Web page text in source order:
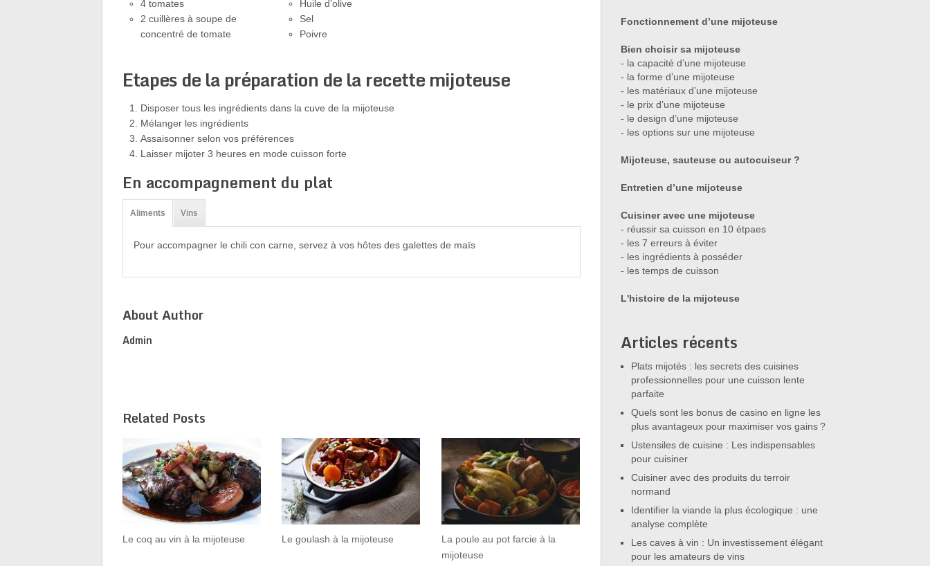
4 tomates
2 cuillères à soupe de
concentré de tomate
Huile d’olive
Sel
Poivre
Etapes de la préparation de la recette mijoteuse
Disposer tous les ingrédients dans la cuve de la mijoteuse
Mélanger les ingrédients
Assaisonner selon vos préférences
Laisser mijoter 3 heures en mode cuisson forte
En accompagnement du plat
Aliments Vins
Pour accompagner le chili con carne, servez à vos hôtes des galettes de maïs
About Author
Admin
Related Posts
Le coq au vin à la mijoteuse Le goulash à la mijoteuse
La poule au pot farcie à la
mijoteuse
Fonctionnement d’une mijoteuse
Bien choisir sa mijoteuse
- la capacité d’une mijoteuse
- la forme d’une mijoteuse
- les matériaux d’une mijoteuse
- le prix d’une mijoteuse
- le design d’une mijoteuse
- les options sur une mijoteuse
Mijoteuse, sauteuse ou autocuiseur ?
Entretien d’une mijoteuse
Cuisiner avec une mijoteuse
- réussir sa cuisson en 10 étpaes
- les 7 erreurs à éviter
- les ingrédients à posséder
- les temps de cuisson
L'histoire de la mijoteuse
Articles récents
Plats mijotés : les secrets des cuisines
professionnelles pour une cuisson lente
parfaite
Quels sont les bonus de casino en ligne les
plus avantageux pour maximiser vos gains ?
Ustensiles de cuisine : Les indispensables
pour cuisiner
Cuisiner avec des produits du terroir
normand
Identifier la viande la plus écologique : une
analyse complète
Les caves à vin : Un investissement élégant
pour les amateurs de vins